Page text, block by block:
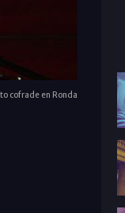
cofrade en Ronda